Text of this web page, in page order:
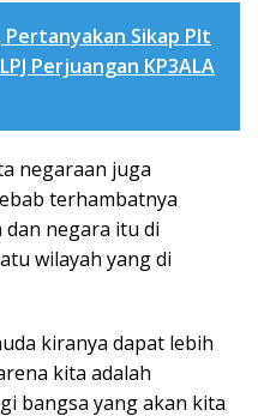
Pertanyakan Sikap Plt
Perjuangan KP3ALA
negaraan juga
terhambatnya
negara itu di
wilayah yang di
kiranya dapat lebih
kita adalah
bangsa yang akan kita